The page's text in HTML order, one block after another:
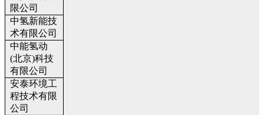
限公司
中氢新能技
术有限公司
中能氢动
(北京)科技
有限公司
安泰环境工
程技术有限
公司